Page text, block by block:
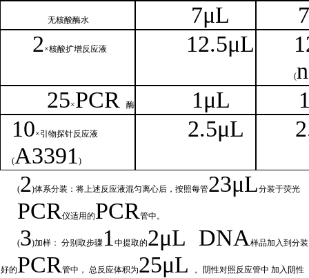
无核酸酶水 7μL
2×核酸扩增反应液 12.5μL
(
25×PCR 酶 1μL
10×引物探针反应液
(A3391)
2.5μL 2
(2)体系分装：将上述反应液混匀离心后，按照每管23μL分装于荧光
PCR仪适用的PCR管中。
(3)加样： 分别取步骤1 中提取的2μL DNA样品加入到分装
好的PCR管中， 总反应体积为25μL 。阴性对照反应管中 加入阴性